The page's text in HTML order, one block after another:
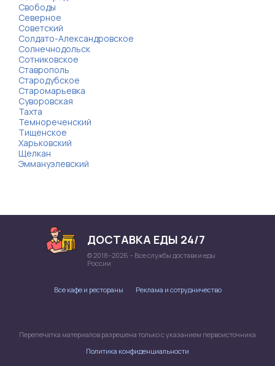
Свободы
Северное
Советский
Солдато-Александровское
Солнечнодольск
Сотниковское
Ставрополь
Стародубское
Старомарьевка
Суворовская
Тахта
Темнореченский
Тищенское
Харьковский
Щелкан
Эммануэлевский
ДОСТАВКА ЕДЫ 24/7
© 2018–2026 – Все службы доставки еды
России
Все кафе и рестораны Реклама и сотрудничество
Перепечатка материалов разрешена только с указанием первоисточника
Политика конфиденциальности